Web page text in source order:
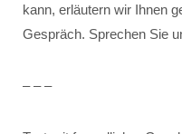
kann, erläutern wir Ihnen
Gespräch. Sprechen Sie
– – –